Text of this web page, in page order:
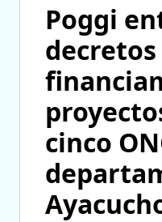
Poggi
decretos
cinco